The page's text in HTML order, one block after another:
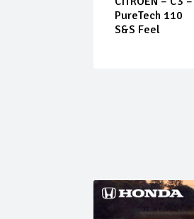
PureTech 110
S&S Feel